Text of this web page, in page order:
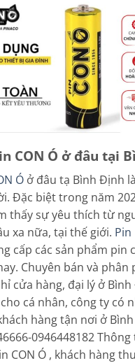
CON Ó ở đâu tại
Ó ở đâu tạ Bình Định
Đặc biệt trong năm
thấy sự yêu thích từ
xa nữa, tại thế giới. Pin
cấp các sản phẩm pin
Chuyên bán và phân
cửa hàng, đại lý ở
cá nhân, công ty có
hàng tận nơi ở
0946448182
CON Ó , khách hàng